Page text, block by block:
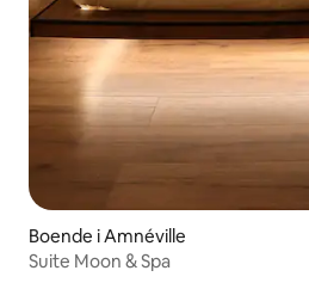
Boende i Amnéville
Suite Moon & Spa